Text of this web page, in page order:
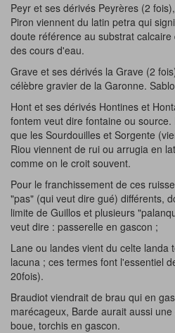
Peyr et ses dérivés Peyrères (2
Piron viennent du latin petra qui
doute référence au substrat
des cours d'eau.
Grave et ses dérivés la Grave (2
célèbre gravier de la Garonne.
Hont et ses dérivés Hontines et
fontem veut dire fontaine ou
que les Sourdouilles et Sorgente
Riou viennent de rui ou arrugia en
comme on le croit souvent.
Pour le franchissement de ces
"pas" (qui veut dire gué) différents,
limite de Guillos et plusieurs
veut dire : passerelle en gascon ;
Lane ou landes vient du celte landa
lacuna ; ces termes font l'essentiel
20fois).
Braudiot viendrait de brau qui en
marécageux, Barde aurait aussi
boue, torchis en gascon.